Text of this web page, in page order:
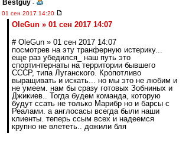
Bestguy -
01 сен 2017 14:20
OleGun » 01 сен 2017 14:07
# OleGun » 01 сен 2017 14:07
посмотрев на эту транферную истерику...
еще раз убедился_ наш путь это
спортинтернаты на территории бывшего
СССР, типа Луганского. Кропотливо
выращивать и искать... но мы это не любим и
не умеем. нам бы сразу готовых Зобниных и
Джикиев.. Тогда будем команда, которую
будут ссать не только Марибр но и барсы с
Реалами. а англосасы всегда были наши
клиенты. теперь ссым всех и надеемся
крупно не влететь.. дожили бля